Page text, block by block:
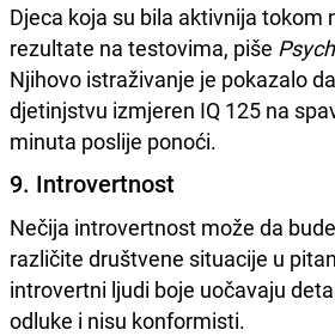
Djeca koja su bila aktivnija tokom
rezultate na testovima, piše
Njihovo istraživanje je pokazalo
djetinjstvu izmjeren IQ 125 na
minuta poslije ponoći.
9. Introvertnost
Nečija introvertnost može da
različite društvene situacije u
introvertni ljudi boje uočavaju
odluke i nisu konformisti.